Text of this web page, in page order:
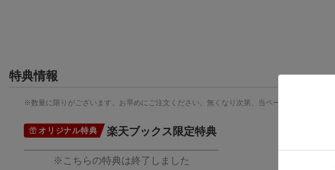
特典情報
※数量に限りがございます。お早めにご注文ください。無くなり次第、当ページ上で終了告知
オリジナル特典 楽天ブックス限定特典
※こちらの特典は終了しました